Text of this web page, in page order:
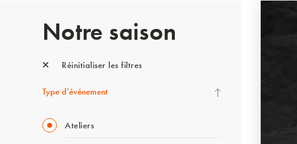
Notre saison
Réinitialiser les filtres
Type d’événement
Ateliers